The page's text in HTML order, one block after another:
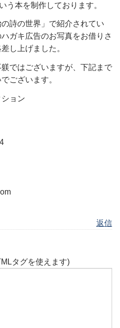
う本を制作しております。
詩の世界」で紹介されてい
ガキ広告のお写真をお借りさ
し上げました。
ではございますが、下記まで
ございます。
ョン
返信
タグを使えます)